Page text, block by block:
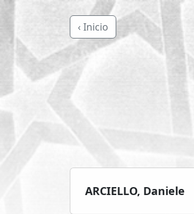
‹ Inicio
ARCIELLO, Daniele